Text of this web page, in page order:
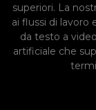
superiori. La
ai flussi di lavoro
da testo a
artificiale che